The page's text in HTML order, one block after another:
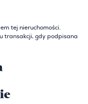
tej nieruchomości.
transakcji, gdy podpisana